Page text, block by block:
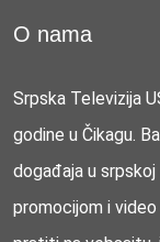
O nama
Srpska Televizija
godine u Čikagu.
događaja u
promocijom i